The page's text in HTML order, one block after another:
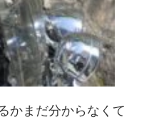
かまだ分からなくて